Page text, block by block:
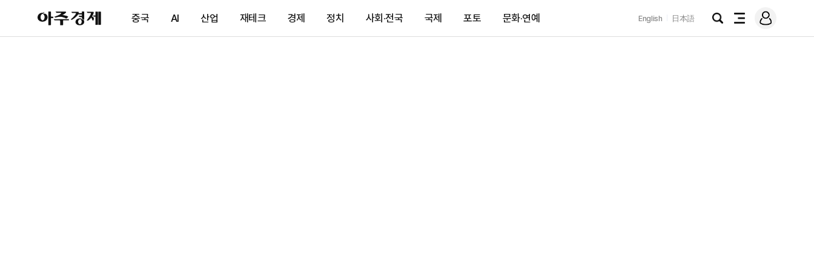
아
주
제
중국 AI 산업 재테크 경제 정치 사회·전국 국제 포토 문화·연예 English 日本語
검
전
메
그